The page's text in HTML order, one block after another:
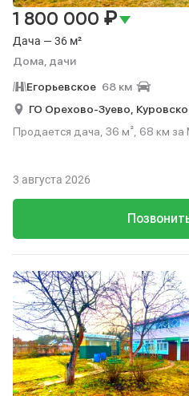
Дача — 36 м²
Дома, дачи
1 800 000 ₽
Егорьевское 68 км
ГО Орехово-Зуево,
Продается дача, 36 м², 68 км за
3 августа 2026